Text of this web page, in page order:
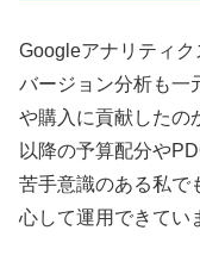
Googleアナリティ
バージョン分析も一
や購入に貢献したの
以降の予算配分や
苦手意識のある私で
心して運用できてい